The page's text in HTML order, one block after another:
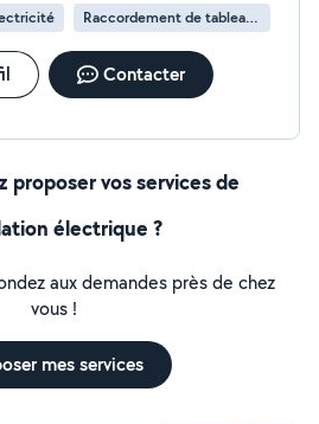
Raccordement de tableau électrique
Contacter
proposer vos services de
électrique ?
aux demandes près de chez
vous !
mes services